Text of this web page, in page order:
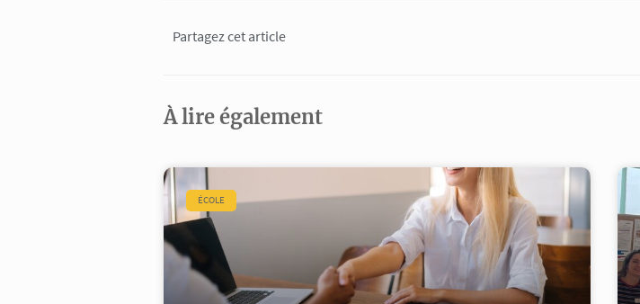
Partagez cet article
À lire également
ÉCOLE